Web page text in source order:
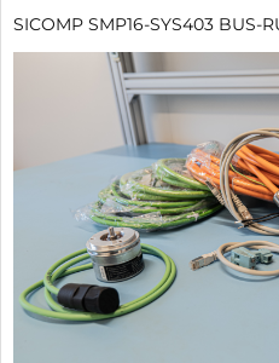
SICOMP SMP16-SYS403 BUS-